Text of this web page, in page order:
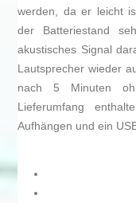
werden, da er leicht
der Batteriestand
akustisches Signal
Lautsprecher wieder
nach 5 Minuten
Lieferumfang
Aufhängen und ein